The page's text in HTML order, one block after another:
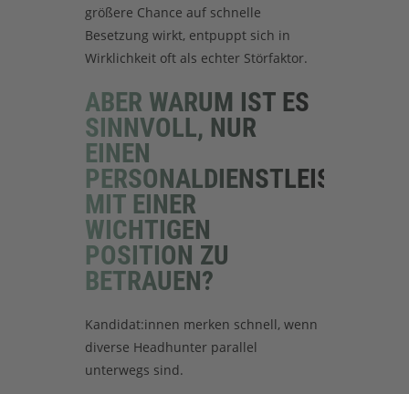
größere Chance auf schnelle
Besetzung wirkt, entpuppt sich in
Wirklichkeit oft als echter Störfaktor.
ABER WARUM IST ES
SINNVOLL, NUR
EINEN
PERSONALDIENSTLEISTER
MIT EINER
WICHTIGEN
POSITION ZU
BETRAUEN?
Kandidat:innen merken schnell, wenn
diverse Headhunter parallel
unterwegs sind.